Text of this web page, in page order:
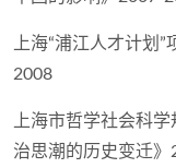
上海“浦江人才计划
2008
上海市哲学社会科
治思潮的历史变迁》